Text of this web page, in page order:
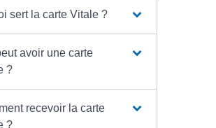
sert la carte Vitale ?
avoir une carte
?
recevoir la carte
?